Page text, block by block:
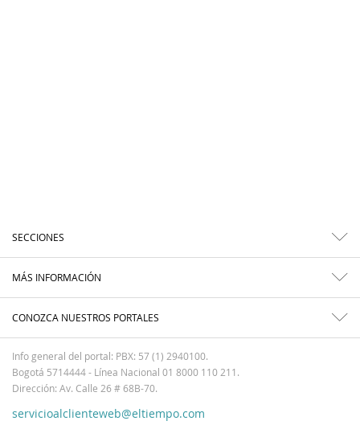
SECCIONES
MÁS INFORMACIÓN
CONOZCA NUESTROS PORTALES
Info general del portal: PBX: 57 (1) 2940100.
Bogotá 5714444 - Línea Nacional 01 8000 110 211.
Dirección: Av. Calle 26 # 68B-70.
servicioalclienteweb@eltiempo.com